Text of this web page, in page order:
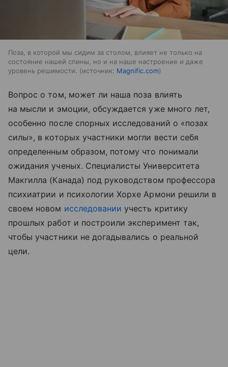
Поза, в которой мы сидим за столом, влияет не только на
состояние нашей спины, но и на наше настроение и даже
уровень решимости.
источник: Magnific.com
Вопрос о том, может ли наша поза влиять
на мысли и эмоции, обсуждается уже много лет,
особенно после спорных исследований о «позах
силы», в которых участники могли вести себя
определенным образом, потому что понимали
ожидания ученых. Специалисты Университета
Макгилла (Канада) под руководством профессора
психиатрии и психологии Хорхе Армони решили в
своем новом исследовании учесть критику
прошлых работ и построили эксперимент так,
чтобы участники не догадывались о реальной
цели.